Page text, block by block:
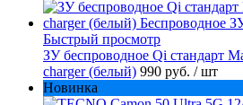
Быстрый просмотр
ЗУ беспроводное Qi стандарт
charger (белый) 990 руб. / шт
Новинка